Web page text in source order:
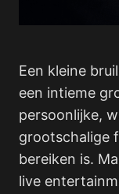
Een kleine
een intieme
persoonlijke,
grootschalige
bereiken is.
live